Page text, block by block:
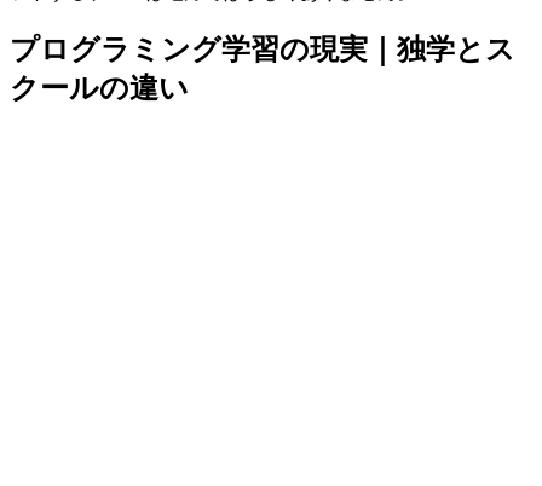
プログラミング学習の現実｜独学とス
クールの違い